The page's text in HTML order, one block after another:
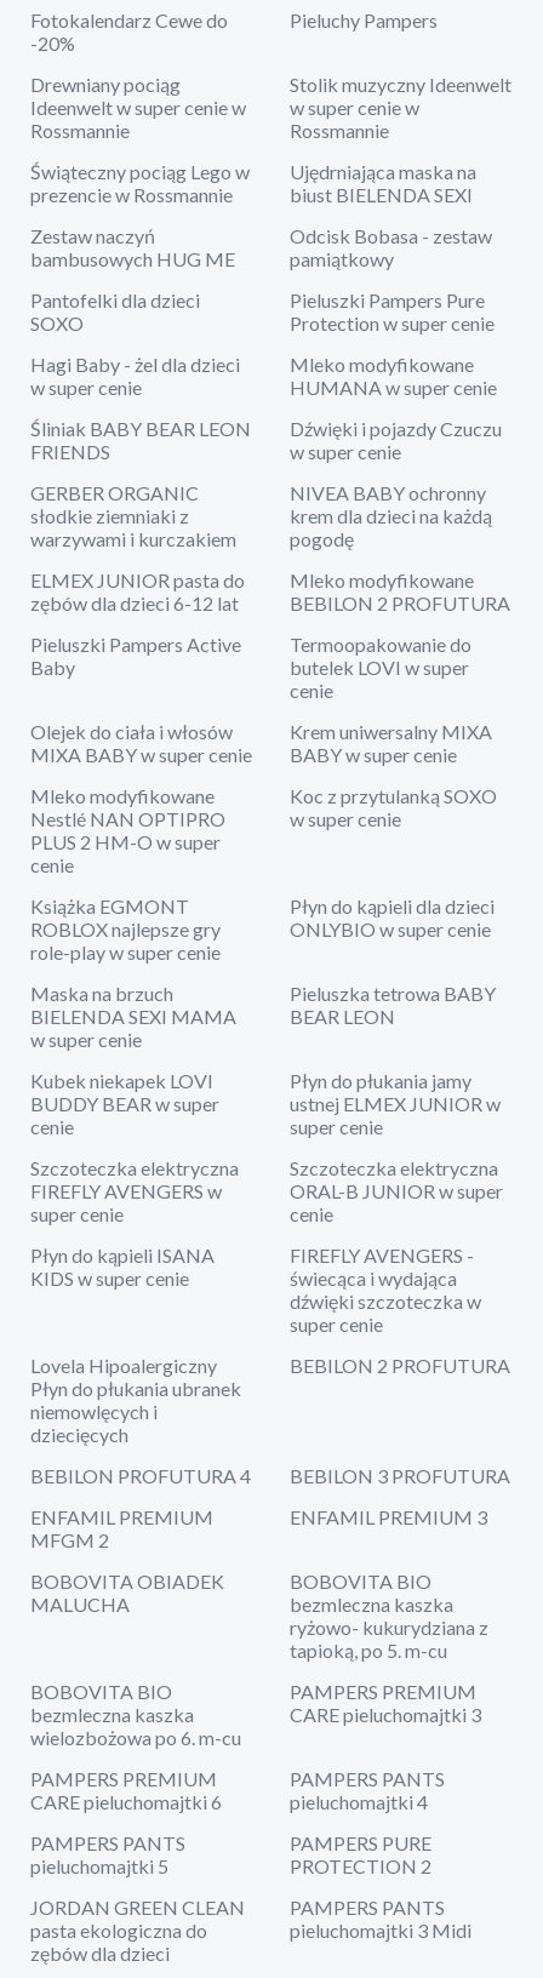
Fotokalendarz Cewe do
-20%
Pieluchy Pampers
Drewniany pociąg
Ideenwelt w super cenie w
Rossmannie
Stolik muzyczny Ideenwelt
w super cenie w
Rossmannie
Świąteczny pociąg Lego w
prezencie w Rossmannie
Ujędrniająca maska na
biust BIELENDA SEXI
Zestaw naczyń
bambusowych HUG ME
Odcisk Bobasa - zestaw
pamiątkowy
Pantofelki dla dzieci
SOXO
Pieluszki Pampers Pure
Protection w super cenie
Hagi Baby - żel dla dzieci
w super cenie
Mleko modyfikowane
HUMANA w super cenie
Śliniak BABY BEAR LEON
FRIENDS
Dźwięki i pojazdy Czuczu
w super cenie
GERBER ORGANIC
słodkie ziemniaki z
warzywami i kurczakiem
NIVEA BABY ochronny
krem dla dzieci na każdą
pogodę
ELMEX JUNIOR pasta do
zębów dla dzieci 6-12 lat
Mleko modyfikowane
BEBILON 2 PROFUTURA
Pieluszki Pampers Active
Baby
Termoopakowanie do
butelek LOVI w super
cenie
Olejek do ciała i włosów
MIXA BABY w super cenie
Krem uniwersalny MIXA
BABY w super cenie
Mleko modyfikowane
Nestlé NAN OPTIPRO
PLUS 2 HM-O w super
cenie
Koc z przytulanką SOXO
w super cenie
Książka EGMONT
ROBLOX najlepsze gry
role-play w super cenie
Płyn do kąpieli dla dzieci
ONLYBIO w super cenie
Maska na brzuch
BIELENDA SEXI MAMA
w super cenie
Pieluszka tetrowa BABY
BEAR LEON
Kubek niekapek LOVI
BUDDY BEAR w super
cenie
Płyn do płukania jamy
ustnej ELMEX JUNIOR w
super cenie
Szczoteczka elektryczna
FIREFLY AVENGERS w
super cenie
Szczoteczka elektryczna
ORAL-B JUNIOR w super
cenie
Płyn do kąpieli ISANA
KIDS w super cenie
FIREFLY AVENGERS -
świecąca i wydająca
dźwięki szczoteczka w
super cenie
Lovela Hipoalergiczny
Płyn do płukania ubranek
niemowlęcych i
dziecięcych
BEBILON 2 PROFUTURA
BEBILON PROFUTURA 4
BEBILON 3 PROFUTURA
ENFAMIL PREMIUM
MFGM 2
ENFAMIL PREMIUM 3
BOBOVITA OBIADEK
MALUCHA
BOBOVITA BIO
bezmleczna kaszka
ryżowo- kukurydziana z
tapioką, po 5. m-cu
BOBOVITA BIO
bezmleczna kaszka
wielozbożowa po 6. m-cu
PAMPERS PREMIUM
CARE pieluchomajtki 3
PAMPERS PREMIUM
CARE pieluchomajtki 6
PAMPERS PANTS
pieluchomajtki 4
PAMPERS PANTS
pieluchomajtki 5
PAMPERS PURE
PROTECTION 2
JORDAN GREEN CLEAN
pasta ekologiczna do
zębów dla dzieci
PAMPERS PANTS
pieluchomajtki 3 Midi